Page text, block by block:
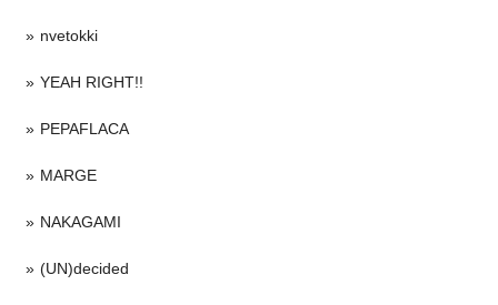
nvetokki
YEAH RIGHT!!
PEPAFLACA
MARGE
NAKAGAMI
(UN)decided